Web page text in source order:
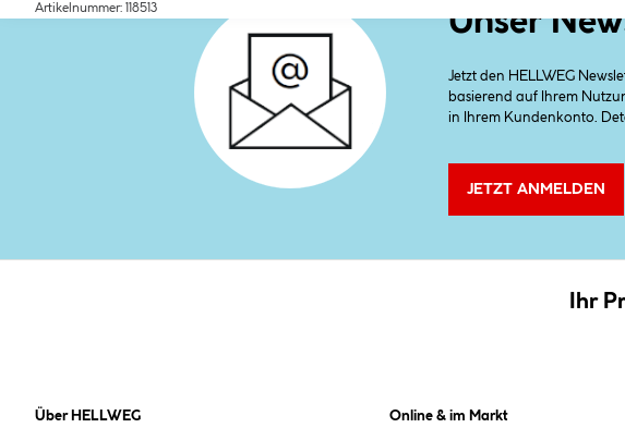
Artikelnummer: 118513 Unser
Jetzt den HELLWEG
basierend auf Ihrem
in Ihrem Kundenkonto.
JETZT ANMELDEN
Ihr
Über HELLWEG Online & im Markt